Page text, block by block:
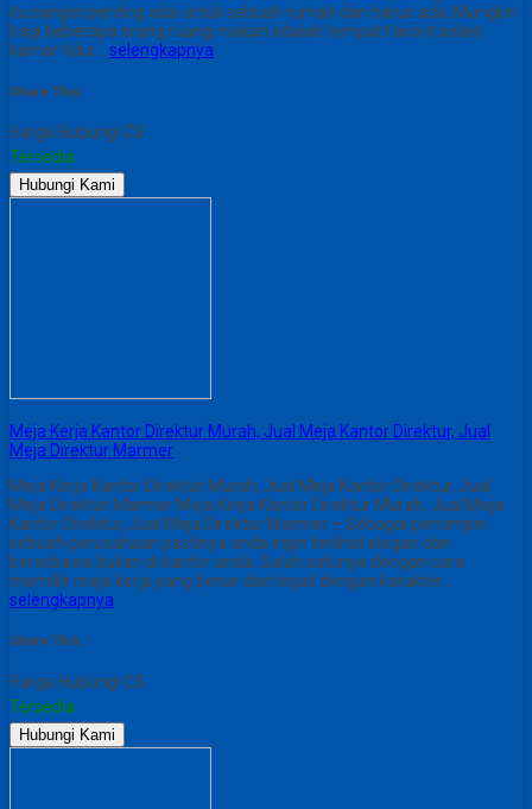
itu sangat penting ada untuk sebuah rumah dan harus ada. Mungkin
bagi beberapa orang ruang makan adalah tempat favorit selain
kamar tidur… selengkapnya
Share This :
Harga Hubungi CS
Tersedia
Hubungi Kami
Meja Kerja Kantor Direktur Murah, Jual Meja Kantor Direktur, Jual
Meja Direktur Marmer
Meja Kerja Kantor Direktur Murah, Jual Meja Kantor Direktur, Jual
Meja Direktur Marmer Meja Kerja Kantor Direktur Murah, Jual Meja
Kantor Direktur, Jual Meja Direktur Marmer – Sebagai pemimpin
sebuah perusahaan pastinya anda ingin terlihat elegan dan
berwibawa bukan di kantor anda. Salah satunya dengan cara
memilih meja kerja yang benar dan tepat dengan karakter…
selengkapnya
Share This :
Harga Hubungi CS
Tersedia
Hubungi Kami